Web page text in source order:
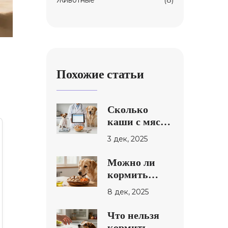
Похожие статьи
Сколько
каши с мясом
давать
собаке:
точные
нормы по
весу и
возрасту
3 дек, 2025
Можно ли
кормить
собаку кашей
с мясом:
правильная
комбинация
8 дек, 2025
Что нельзя